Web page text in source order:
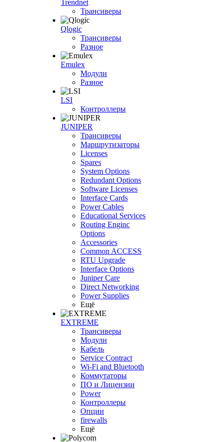
Trendnet
Трансиверы
Qlogic
Трансиверы
Разное
Emulex
Модули
Разное
LSI
Контроллеры
JUNIPER
Трансиверы
Маршрутизаторы
Licenses
Spares
System Options
Redundant Options
Software Licenses
Interface Cards
Power Cables
Educational Services
Routing Enginc
Options
Accessories
Common ACCESS
RTU Upgrade
Interface Options
Juniper Care
Direct Networking
Power Supplies
Ещё
EXTREME
Трансиверы
Модули
Кабель
Service Contract
Wi-Fi and Bluetooth
Коммутаторы
ПО и Лицензии
Power
Контроллеры
Опции
firewalls
Ещё